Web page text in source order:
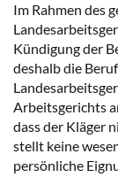
Im Rahmen des
Kündigung der
deshalb die
Arbeitsgerichts
dass der Kläger
stellt keine
persönliche